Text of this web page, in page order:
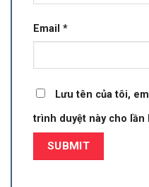
Email *
Lưu tên của tôi,
trình duyệt này cho lần